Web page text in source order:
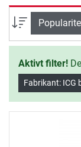
sortering
Aktivt filter!
Fabrikant: ICG